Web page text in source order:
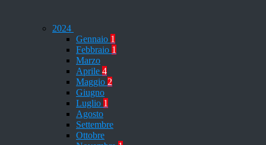
2024
Gennaio 1
Febbraio 1
Marzo
Aprile 4
Maggio 2
Giugno
Luglio 1
Agosto
Settembre
Ottobre